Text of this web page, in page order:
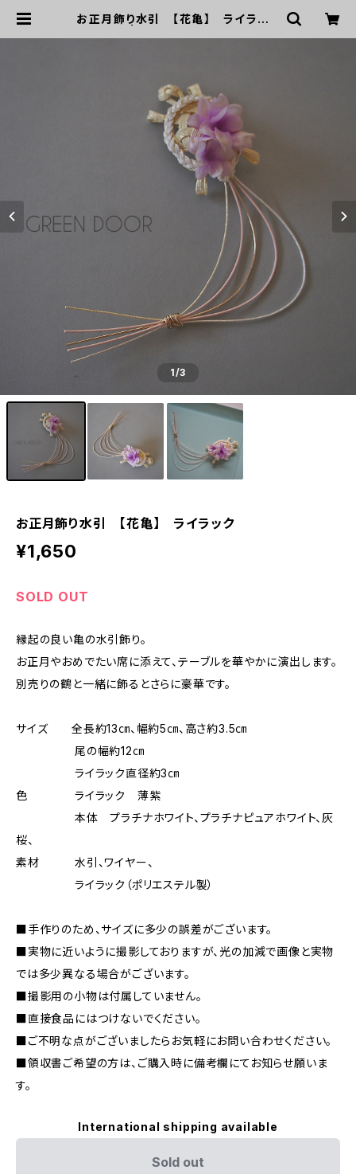
お正月飾り水引 【花亀】 ライラック
1/3
お正月飾り水引 【花亀】 ライラック
¥1,650
SOLD OUT
縁起の良い亀の水引飾り。
お正月やおめでたい席に添えて、テーブルを華やかに演出します。
別売りの鶴と一緒に飾るとさらに豪華です。
サイズ 全長約13㎝、幅約5㎝、高さ約3.5㎝
尾の幅約12㎝
ライラック直径約3㎝
色 ライラック 薄紫
本体 プラチナホワイト、プラチナピュアホワイト、灰
桜、
素材 水引、ワイヤー、
ライラック（ポリエステル製）
■手作りのため、サイズに多少の誤差がございます。
■実物に近いように撮影しておりますが、光の加減で画像と実物
では多少異なる場合がございます。
■撮影用の小物は付属していません。
■直接食品にはつけないでください。
■ご不明な点がございましたらお気軽にお問い合わせください。
■領収書ご希望の方は、ご購入時に備考欄にてお知らせ願いま
す。
International shipping available
Sold out